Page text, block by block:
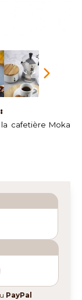
cafetière Moka
PayPal